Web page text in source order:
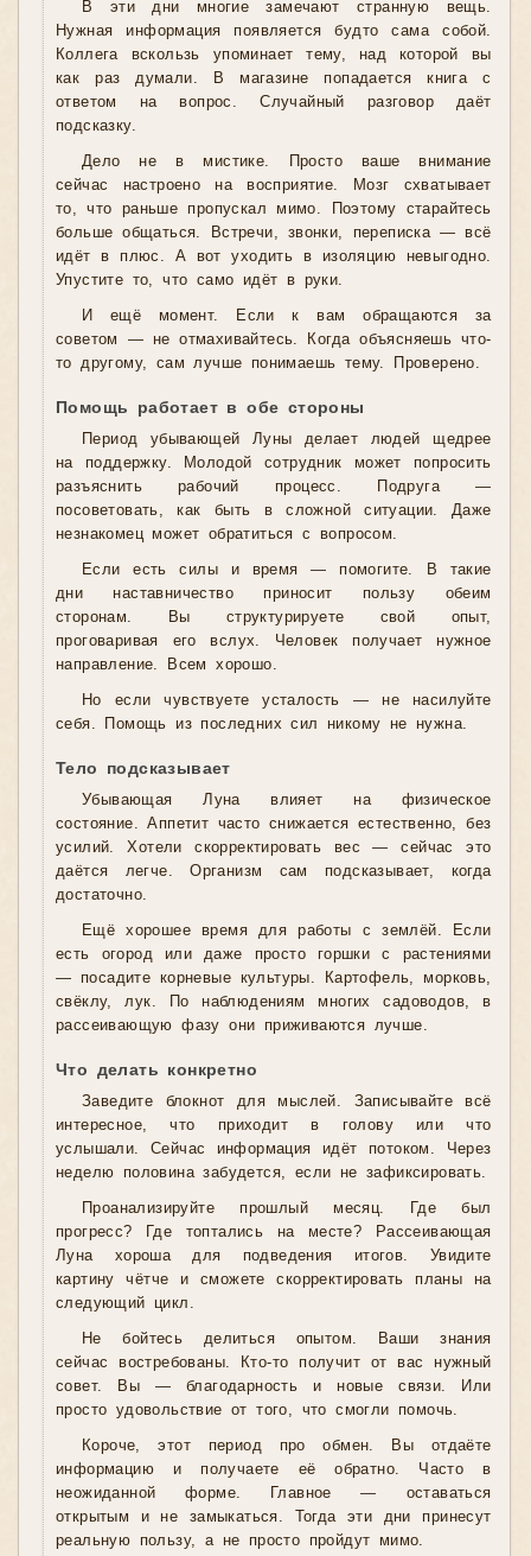
В эти дни многие замечают странную вещь.
Нужная информация появляется будто сама собой.
Коллега вскользь упоминает тему, над которой вы
как раз думали. В магазине попадается книга с
ответом на вопрос. Случайный разговор даёт
подсказку.
Дело не в мистике. Просто ваше внимание
сейчас настроено на восприятие. Мозг схватывает
то, что раньше пропускал мимо. Поэтому старайтесь
больше общаться. Встречи, звонки, переписка — всё
идёт в плюс. А вот уходить в изоляцию невыгодно.
Упустите то, что само идёт в руки.
И ещё момент. Если к вам обращаются за
советом — не отмахивайтесь. Когда объясняешь что-
то другому, сам лучше понимаешь тему. Проверено.
Помощь работает в обе стороны
Период убывающей Луны делает людей щедрее
на поддержку. Молодой сотрудник может попросить
разъяснить рабочий процесс. Подруга —
посоветовать, как быть в сложной ситуации. Даже
незнакомец может обратиться с вопросом.
Если есть силы и время — помогите. В такие
дни наставничество приносит пользу обеим
сторонам. Вы структурируете свой опыт,
проговаривая его вслух. Человек получает нужное
направление. Всем хорошо.
Но если чувствуете усталость — не насилуйте
себя. Помощь из последних сил никому не нужна.
Тело подсказывает
Убывающая Луна влияет на физическое
состояние. Аппетит часто снижается естественно, без
усилий. Хотели скорректировать вес — сейчас это
даётся легче. Организм сам подсказывает, когда
достаточно.
Ещё хорошее время для работы с землёй. Если
есть огород или даже просто горшки с растениями
— посадите корневые культуры. Картофель, морковь,
свёклу, лук. По наблюдениям многих садоводов, в
рассеивающую фазу они приживаются лучше.
Что делать конкретно
Заведите блокнот для мыслей. Записывайте всё
интересное, что приходит в голову или что
услышали. Сейчас информация идёт потоком. Через
неделю половина забудется, если не зафиксировать.
Проанализируйте прошлый месяц. Где был
прогресс? Где топтались на месте? Рассеивающая
Луна хороша для подведения итогов. Увидите
картину чётче и сможете скорректировать планы на
следующий цикл.
Не бойтесь делиться опытом. Ваши знания
сейчас востребованы. Кто-то получит от вас нужный
совет. Вы — благодарность и новые связи. Или
просто удовольствие от того, что смогли помочь.
Короче, этот период про обмен. Вы отдаёте
информацию и получаете её обратно. Часто в
неожиданной форме. Главное — оставаться
открытым и не замыкаться. Тогда эти дни принесут
реальную пользу, а не просто пройдут мимо.